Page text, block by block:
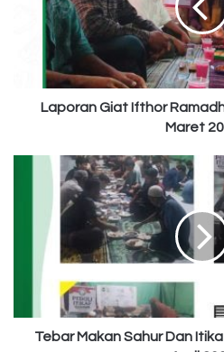
Jum'at
MaretLaporan Giat Ifthor
Maret
Ramadhan
-
Tebar Makan Sahur Dan